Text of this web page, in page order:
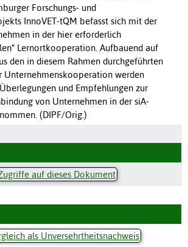
Forschungs- und
InnoVET-tQM befasst sich mit der
in der hier erforderlich
Lernortkooperation. Aufbauend auf
den in diesem Rahmen durchgeführten
Unternehmenskooperation werden
und Empfehlungen zur
von Unternehmen in der siA-
(DIPF/Orig.)
auf dieses Dokument
als Unversehrtheitsnachweis